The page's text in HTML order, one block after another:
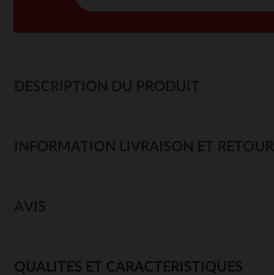
DESCRIPTION DU PRODUIT
INFORMATION LIVRAISON ET RETOUR
AVIS
QUALITES ET CARACTERISTIQUES